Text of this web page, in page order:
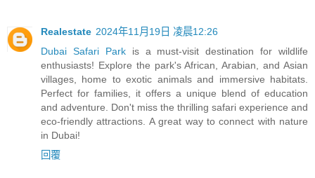
Realestate 2024年11月19日 凌晨12:26
Dubai Safari Parkis a must-visit destination for wildlife
enthusiasts! Explore the park's African, Arabian, and Asian
villages, home to exotic animals and immersive habitats.
Perfect for families, it offers a unique blend of education
and adventure. Don't miss the thrilling safari experience and
eco-friendly attractions. A great way to connect with nature
in Dubai!
回覆